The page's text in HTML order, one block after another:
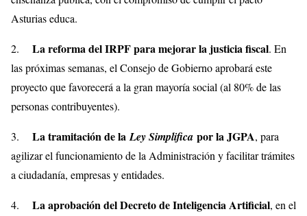
Asturias educa.
2. La reforma del IRPF para mejorar la justicia fiscal. En
las próximas semanas, el Consejo de Gobierno aprobará este
proyecto que favorecerá a la gran mayoría social (al 80% de las
personas contribuyentes).
3. La tramitación de laLey Simplifica por la JGPA, para
agilizar el funcionamiento de la Administración y facilitar trámites
a ciudadanía, empresas y entidades.
4. La aprobación del Decreto de Inteligencia Artificial, en el